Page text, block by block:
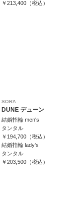
￥213,400（税込）
SORA
DUNE デューン
結婚指輪 men's
タンタル
￥194,700（税込）
結婚指輪 lady's
タンタル
￥203,500（税込）